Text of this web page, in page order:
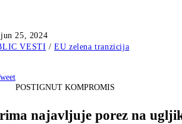
jun 25, 2024
VESTI / EU zelena tranzicija
POSTIGNUT KOMPROMIS
najavljuje porez na